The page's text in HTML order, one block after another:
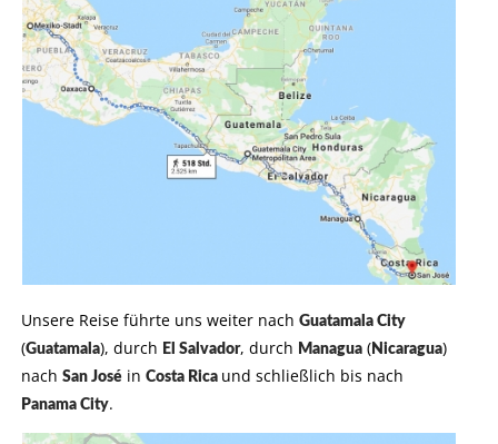
Unsere Reise führte uns weiter nach Guatamala City
(Guatamala), durch El Salvador, durch Managua( Nicaragua)
nach San Joséin Costa Rica und schließlich bis nach
Panama City.